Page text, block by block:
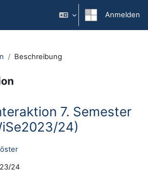
Anmelden
Beschreibung
7. Semester
24)
24